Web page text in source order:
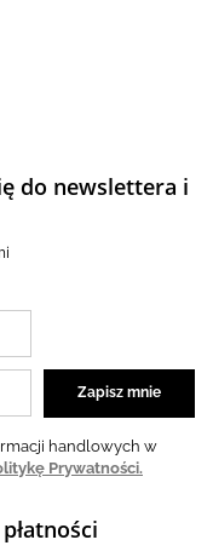
do newslettera i
handlowych w
Prywatności.